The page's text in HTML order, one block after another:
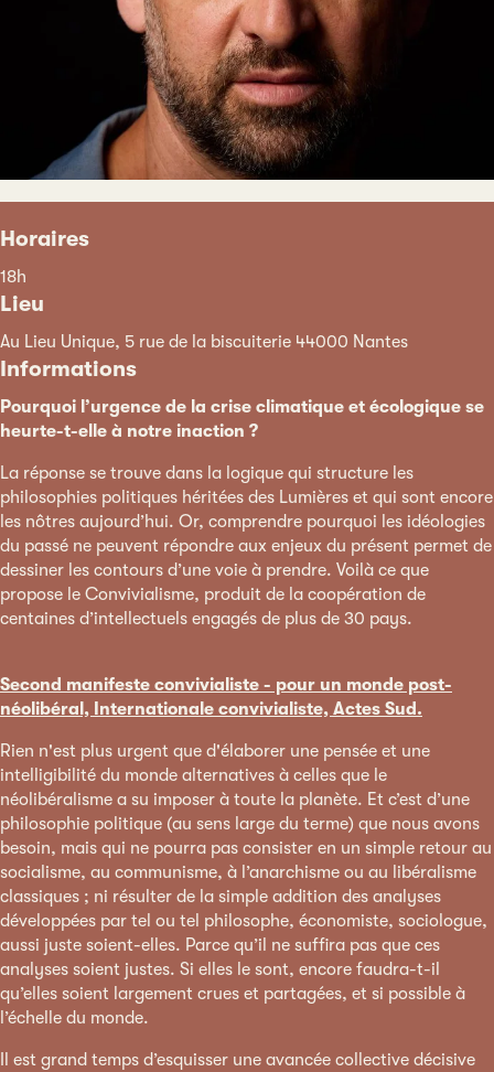
Horaires
18h
Lieu
Au Lieu Unique, 5 rue de la biscuiterie 44000 Nantes
Informations
Pourquoi l’urgence de la crise climatique et écologique se
heurte-t-elle à notre inaction ?
La réponse se trouve dans la logique qui structure les
philosophies politiques héritées des Lumières et qui sont encore
les nôtres aujourd’hui. Or, comprendre pourquoi les idéologies
du passé ne peuvent répondre aux enjeux du présent permet de
dessiner les contours d’une voie à prendre. Voilà ce que
propose le Convivialisme, produit de la coopération de
centaines d’intellectuels engagés de plus de 30 pays.
Second manifeste convivialiste - pour un monde post-
néolibéral, Internationale convivialiste, Actes Sud.
Rien n'est plus urgent que d'élaborer une pensée et une
intelligibilité du monde alternatives à celles que le
néolibéralisme a su imposer à toute la planète. Et c’est d’une
philosophie politique (au sens large du terme) que nous avons
besoin, mais qui ne pourra pas consister en un simple retour au
socialisme, au communisme, à l’anarchisme ou au libéralisme
classiques ; ni résulter de la simple addition des analyses
développées par tel ou tel philosophe, économiste, sociologue,
aussi juste soient-elles. Parce qu’il ne suffira pas que ces
analyses soient justes. Si elles le sont, encore faudra-t-il
qu’elles soient largement crues et partagées, et si possible à
l’échelle du monde.
Il est grand temps d’esquisser une avancée collective décisive